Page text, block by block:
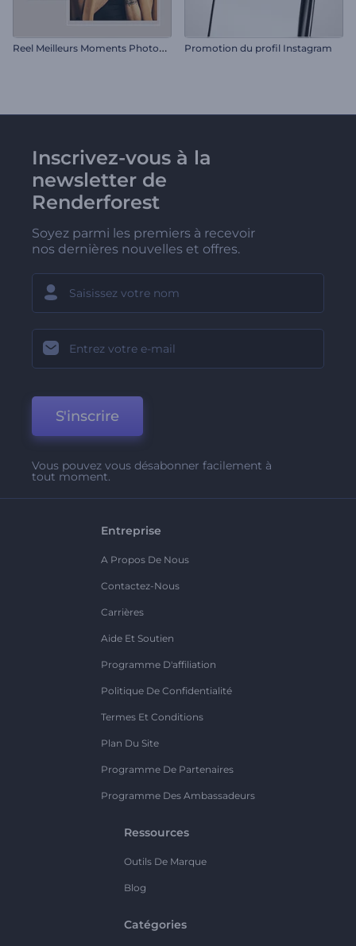
R
eel Meilleurs Moments Photographiques Promotion du profil Instagram
Inscrivez-vous à la
newsletter de
Renderforest
Soyez parmi les premiers à recevoir
nos dernières nouvelles et offres.
S'inscrire
Vous pouvez vous désabonner facilement à
tout moment.
Entreprise
A Propos De Nous
Contactez-Nous
Carrières
Aide Et Soutien
Programme D'affiliation
Politique De Confidentialité
Termes Et Conditions
Plan Du Site
Programme De Partenaires
Programme Des Ambassadeurs
Ressources
Outils De Marque
Blog
Catégories